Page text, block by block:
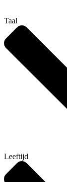
Taal
Leeftijd